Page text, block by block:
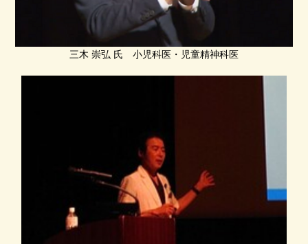
三木 崇弘 氏 小児科医・児童精神科医